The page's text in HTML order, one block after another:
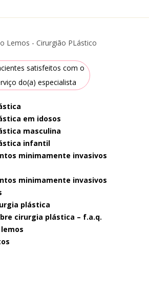
em idosos
masculina
infantil
plástica
cirurgia plástica – f.a.q.
lemos